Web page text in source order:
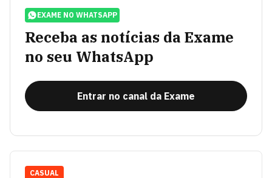
EXAME NO WHATSAPP
Receba as notícias da Exame
no seu WhatsApp
Entrar no canal da Exame
CASUAL